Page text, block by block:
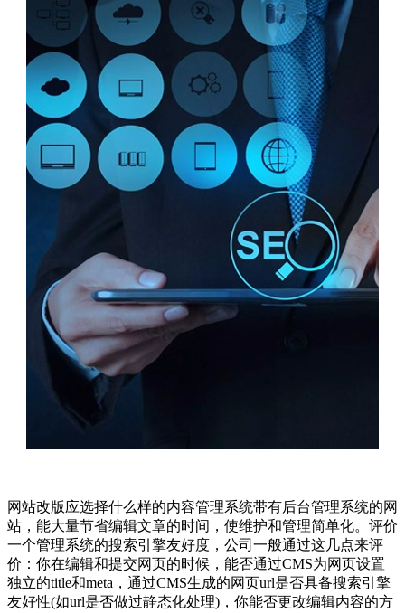
网站改版应选择什么样的内容管理系统带有后台管理系统的网
站，能大量节省编辑文章的时间，使维护和管理简单化。评价
一个管理系统的搜索引擎友好度，公司一般通过这几点来评
价：你在编辑和提交网页的时候，能否通过CMS为网页设置
独立的title和meta，通过CMS生成的网页url是否具备搜索引擎
友好性(如url是否做过静态化处理)，你能否更改编辑内容的方